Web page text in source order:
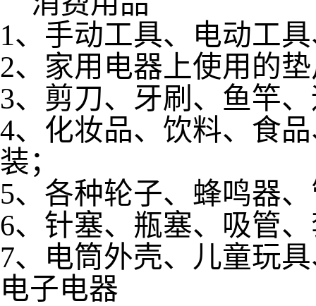
1、手动工具、电动工
2、家用电器上使用的
3、剪刀、牙刷、鱼竿
4、化妆品、饮料、食
装；
5、各种轮子、蜂鸣器
6、针塞、瓶塞、吸管
7、电筒外壳、儿童玩
电子电器